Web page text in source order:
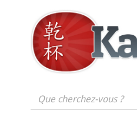
Que cherchez-vous ?